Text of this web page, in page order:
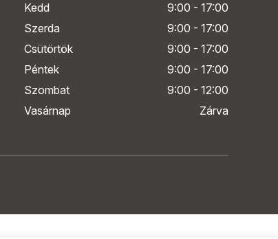
Kedd
9:00 - 17:00
Szerda
9:00 - 17:00
Csütörtök
9:00 - 17:00
Péntek
9:00 - 17:00
Szombat
9:00 - 12:00
Vasárnap
Zárva